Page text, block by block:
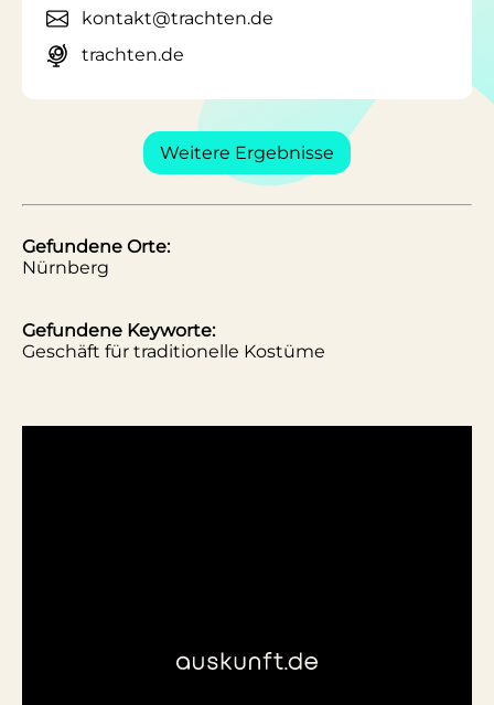
kontakt@trachten.de
trachten.de
Weitere Ergebnisse
Gefundene Orte:
Nürnberg
Gefundene Keyworte:
Geschäft für traditionelle Kostüme